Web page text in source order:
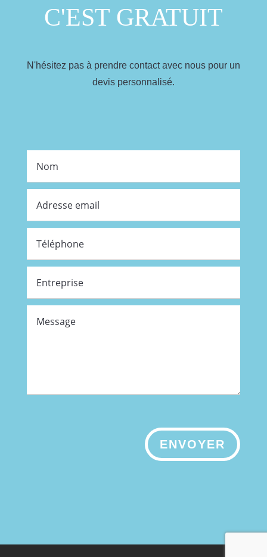
C'EST GRATUIT
N'hésitez pas à prendre contact avec nous pour un
devis personnalisé.
ENVOYER